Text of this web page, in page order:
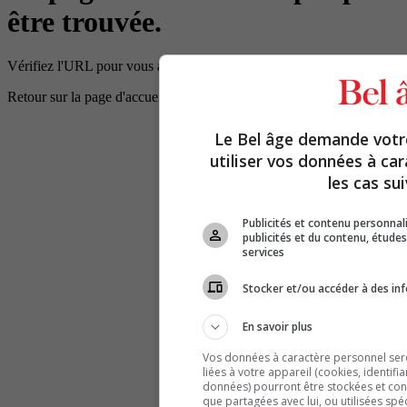
être trouvée.
Vérifiez l'URL pour vous assurer que le chemin d'accès est correct.
Retour sur la page d'accueil
Le Bel âge demande
utiliser vos données à
les cas
Publicités et contenu
publicités et du contenu,
services
Stocker et/ou accéder à des
En savoir plus
Vos données à caractère personnel
liées à votre appareil (cookies,
données) pourront être stockées et
que partagées avec lui, ou utilisées